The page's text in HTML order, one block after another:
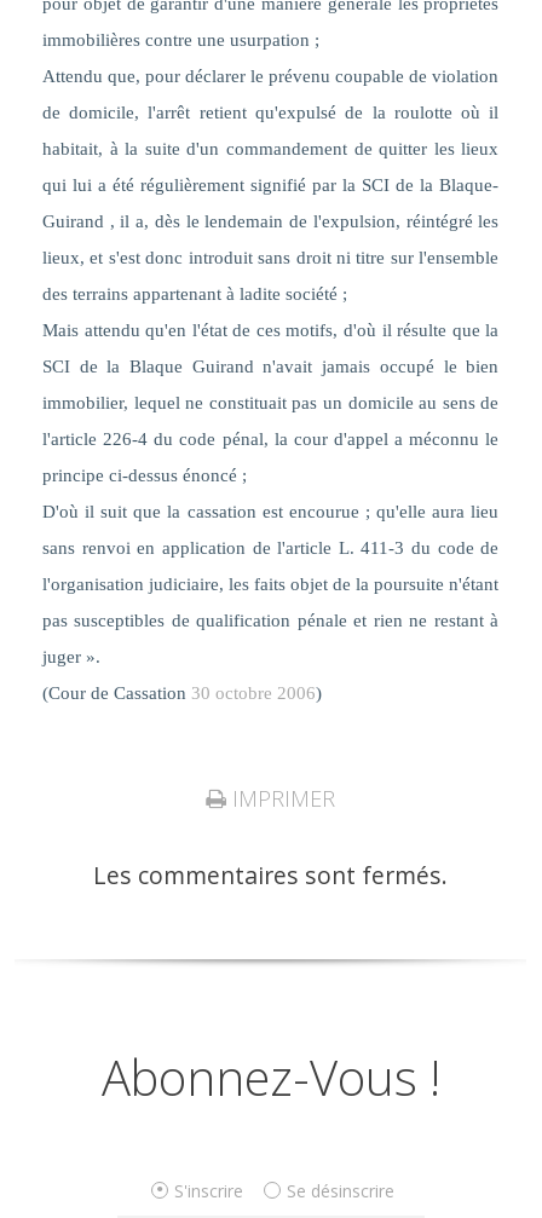
pour objet de garantir d'une manière générale les propriétés
immobilières contre une usurpation ;
Attendu que, pour déclarer le prévenu coupable de violation
de domicile, l'arrêt retient qu'expulsé de la roulotte où il
habitait, à la suite d'un commandement de quitter les lieux
qui lui a été régulièrement signifié par la SCI de la Blaque-
Guirand , il a, dès le lendemain de l'expulsion, réintégré les
lieux, et s'est donc introduit sans droit ni titre sur l'ensemble
des terrains appartenant à ladite société ;
Mais attendu qu'en l'état de ces motifs, d'où il résulte que la
SCI de la Blaque Guirand n'avait jamais occupé le bien
immobilier, lequel ne constituait pas un domicile au sens de
l'article 226-4 du code pénal, la cour d'appel a méconnu le
principe ci-dessus énoncé ;
D'où il suit que la cassation est encourue ; qu'elle aura lieu
sans renvoi en application de l'article L. 411-3 du code de
l'organisation judiciaire, les faits objet de la poursuite n'étant
pas susceptibles de qualification pénale et rien ne restant à
juger ».
(Cour de Cassation 30 octobre 2006)
IMPRIMER
Les commentaires sont fermés.
Abonnez-Vous !
S'inscrire Se désinscrire